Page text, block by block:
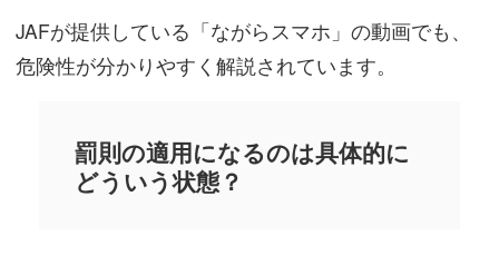
JAFが提供している「ながらスマホ」の動画でも、
危険性が分かりやすく解説されています。
罰則の適用になるのは具体的に
どういう状態？